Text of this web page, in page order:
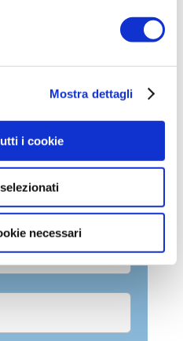
Mostra dettagli
i cookie
necessari